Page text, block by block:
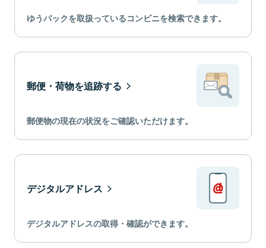
ゆうパックを取扱っているコンビニを検索できます。
郵便・荷物を追跡する
郵便物の現在の状況をご確認いただけます。
デジタルアドレス
デジタルアドレスの取得・確認ができます。